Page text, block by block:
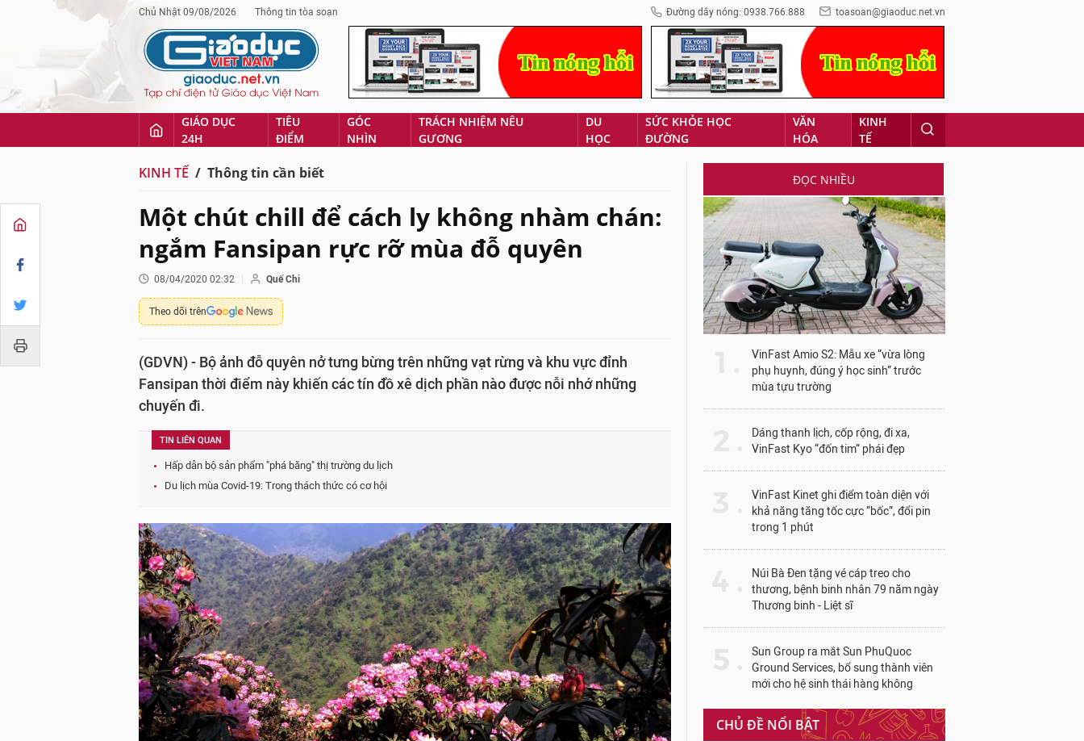
Chủ Nhật 09/08/2026 Thông tin tòa soạn Đường dây nóng: 0938.766.888 toasoan@giaoduc.net.vn
GIÁO DỤC
24H
TIÊU
ĐIỂM
GÓC
NHÌN
TRÁCH NHIỆM NÊU
GƯƠNG
DU
HỌC
SỨC KHỎE HỌC
ĐƯỜNG
VĂN
HÓA
KINH
TẾ
KINH TẾ Thông tin cần biết
Một chút chill để cách ly không nhàm chán:
ngắm Fansipan rực rỡ mùa đỗ quyên
08/04/2020 02:32 Quế Chi
Theo dõi trên
(GDVN) - Bộ ảnh đỗ quyên nở tưng bừng trên những vạt rừng và khu vực đỉnh
Fansipan thời điểm này khiến các tín đồ xê dịch phần nào được nỗi nhớ những
chuyến đi.
TIN LIÊN QUAN
Hấp dẫn bộ sản phẩm "phá băng" thị trường du lịch
Du lịch mùa Covid-19: Trong thách thức có cơ hội
ĐỌC NHIỀU
VinFast Amio S2: Mẫu xe “vừa lòng
phụ huynh, đúng ý học sinh” trước
mùa tựu trường
Dáng thanh lịch, cốp rộng, đi xa,
VinFast Kyo “đốn tim” phái đẹp
VinFast Kinet ghi điểm toàn diện với
khả năng tăng tốc cực “bốc”, đổi pin
trong 1 phút
Núi Bà Đen tặng vé cáp treo cho
thương, bệnh binh nhân 79 năm ngày
Thương binh - Liệt sĩ
Sun Group ra mắt Sun PhuQuoc
Ground Services, bổ sung thành viên
mới cho hệ sinh thái hàng không
CHỦ ĐỀ NỔI BẬT